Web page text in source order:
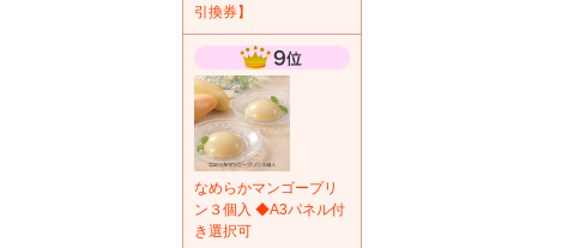
引換券】
なめらかマンゴープリ
ン３個入 ◆A3パネル付
き選択可